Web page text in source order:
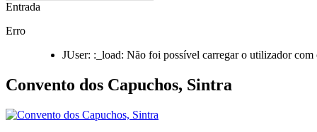
Entrada
Erro
JUser: :_load: Não foi possível carregar o utilizador
Convento dos Capuchos, Sintra